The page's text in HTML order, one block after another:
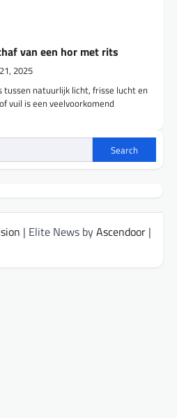
van een hor met rits
2025
tussen natuurlijk licht, frisse lucht en
vuil is een veelvoorkomend
Search
| Elite News byAscendoor |